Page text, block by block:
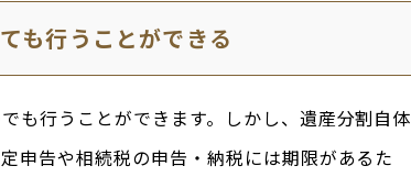
も行うことができる
も行うことができます。しかし、遺産分割自体
申告や相続税の申告・納税には期限があるた